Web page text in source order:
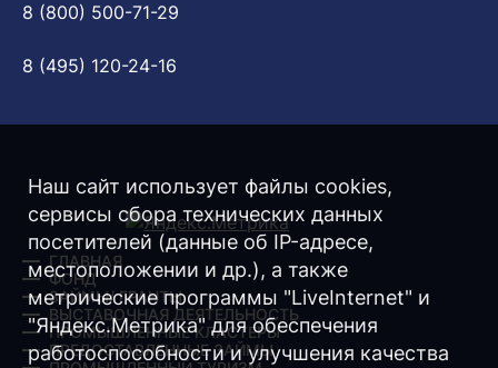
8 (800) 500-71-29
8 (495) 120-24-16
ГЛАВНАЯ
ФОНД
ЗАЙМЫ/ ГРАНТЫ
ВЫСТАВОЧНАЯ ДЕЯТЕЛЬНОСТЬ
ПРОМЫШЛЕННЫЕ КЛАСТЕРЫ
ПРЕДОСТАВЛЕННЫЕ ЗАЙМЫ
Наш сайт использует файлы cookies,
сервисы сбора технических данных
посетителей (данные об IP-адресе,
местоположении и др.), а также
метрические программы "LiveInternet" и
"Яндекс.Метрика" для обеспечения
работоспособности и улучшения качества